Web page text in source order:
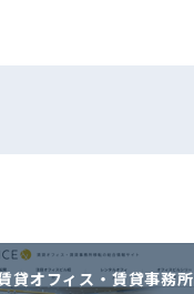
貸オフィス・賃貸事務